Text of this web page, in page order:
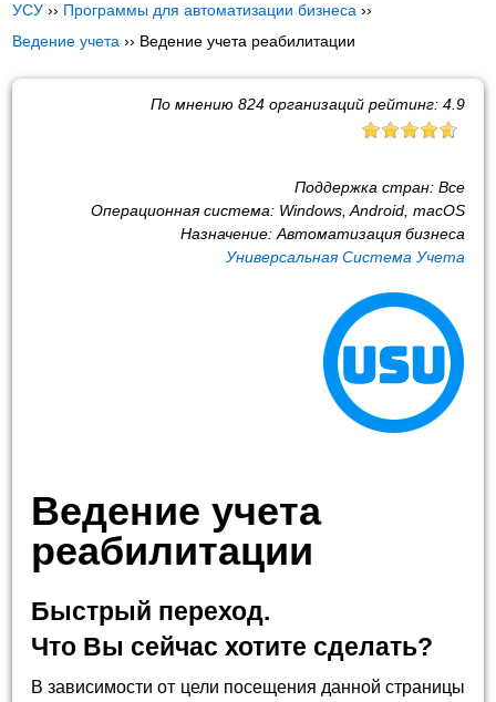
УСУ ›› Программы для автоматизации бизнеса ››
Ведение учета ›› Ведение учета реабилитации
По мнению 824организаций рейтинг: 4.9
Поддержка стран: Все
Операционная система: Windows, Android, macOS
Назначение: Автоматизация бизнеса
Универсальная Система Учета
Ведение учета
реабилитации
Быстрый переход.
Что Вы сейчас хотите сделать?
В зависимости от цели посещения данной страницы